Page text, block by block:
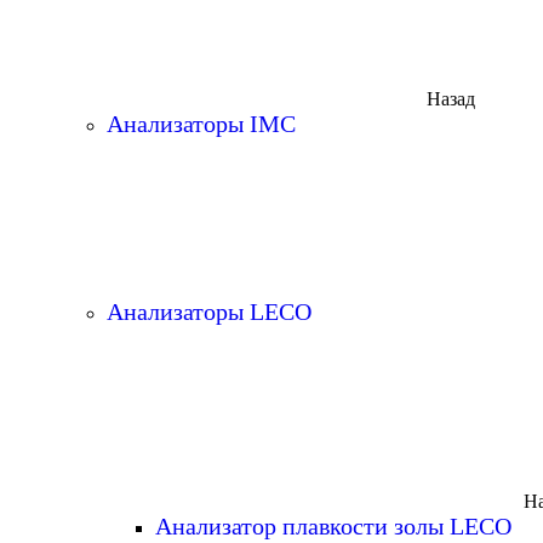
Назад
Анализаторы IMC
Анализаторы LECO
Анализатор плавкости золы LECO